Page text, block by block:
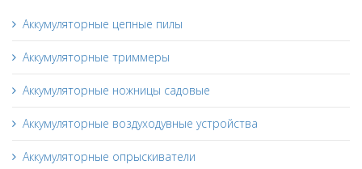
Аккумуляторные цепные пилы
Аккумуляторные триммеры
Аккумуляторные ножницы садовые
Аккумуляторные воздуходувные устройства
Аккумуляторные опрыскиватели